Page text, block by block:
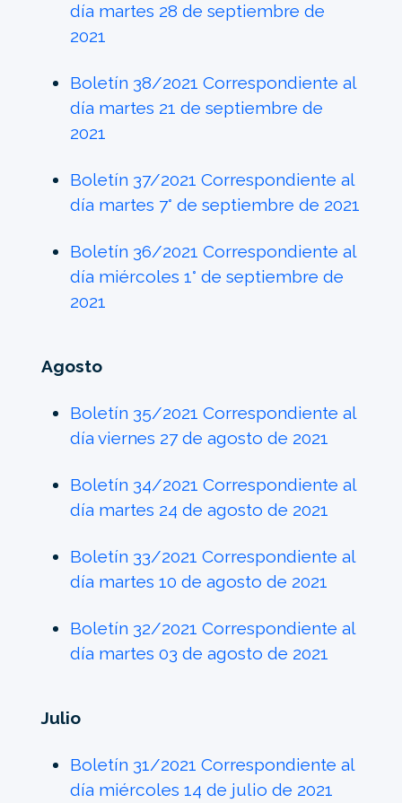
día martes 28 de septiembre de
2021
Boletín 38/2021 Correspondiente al
día martes 21 de septiembre de
2021
Boletín 37/2021 Correspondiente al
día martes 7° de septiembre de 2021
Boletín 36/2021 Correspondiente al
día miércoles 1° de septiembre de
2021
Agosto
Boletín 35/2021 Correspondiente al
día viernes 27 de agosto de 2021
Boletín 34/2021 Correspondiente al
día martes 24 de agosto de 2021
Boletín 33/2021 Correspondiente al
día martes 10 de agosto de 2021
Boletín 32/2021 Correspondiente al
día martes 03 de agosto de 2021
Julio
Boletín 31/2021 Correspondiente al
día miércoles 14 de julio de 2021